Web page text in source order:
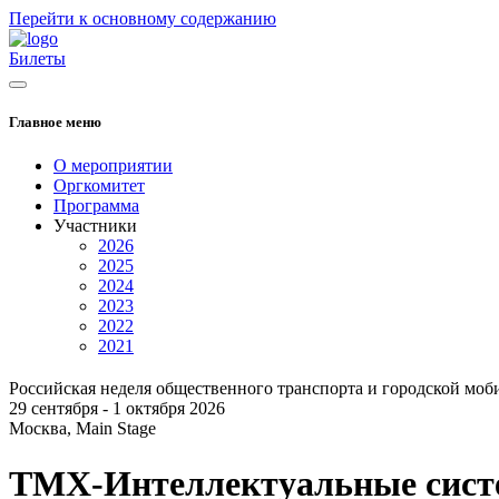
Перейти к основному содержанию
Билеты
Главное меню
О мероприятии
Оргкомитет
Программа
Участники
2026
2025
2024
2023
2022
2021
Российская неделя общественного транспорта и городской
29 сентября - 1 октября 2026
Москва, Main Stage
ТМХ-Интеллектуальные